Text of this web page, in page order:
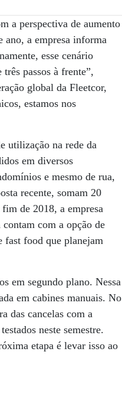
a perspectiva de aumento
ano, a empresa informa
esse cenário
passos à frente”,
global da Fleetcor,
estamos nos
utilização na rede da
em diversos
e mesmo de rua,
recente, somam 20
de 2018, a empresa
com a opção de
fast food que planejam
em segundo plano. Nessa
em cabines manuais. No
das cancelas com a
neste semestre.
etapa é levar isso ao